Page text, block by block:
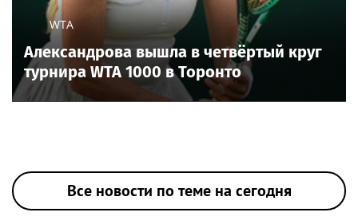
WTA
Александрова вышла в четвёртый круг
турнира WTA 1000 в Торонто
Все новости по теме на сегодня